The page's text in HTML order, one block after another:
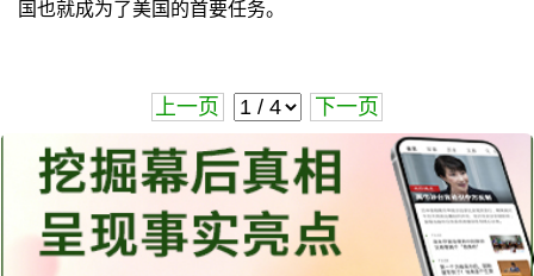
国也就成为了美国的首要任务。
上一页 下一页